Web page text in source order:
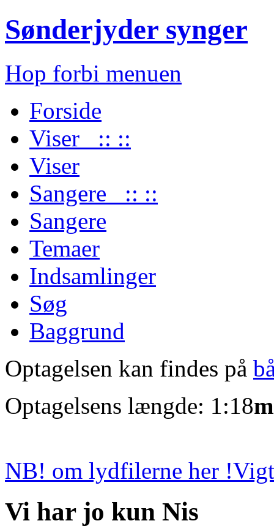
Sønderjyder synger
Hop forbi menuen
Forside
Viser :: ::
Viser
Sangere :: ::
Sangere
Temaer
Indsamlinger
Søg
Baggrund
Optagelsen kan findes på
Optagelsens længde: 1:18
NB! om lydfilerne her !
Vi har jo kun Nis